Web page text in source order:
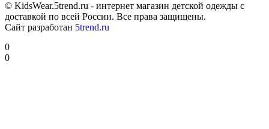
© KidsWear.5trend.ru - интернет магазин детской одежды с
доставкой по всей России. Все права защищены.
Сайт разработан 5trend.ru
0
0